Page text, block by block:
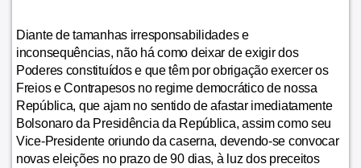
Diante de tamanhas irresponsabilidades e
inconsequências, não há como deixar de exigir dos
Poderes constituídos e que têm por obrigação exercer os
Freios e Contrapesos no regime democrático de nossa
República, que ajam no sentido de afastar imediatamente
Bolsonaro da Presidência da República, assim como seu
Vice-Presidente oriundo da caserna, devendo-se convocar
novas eleições no prazo de 90 dias, à luz dos preceitos